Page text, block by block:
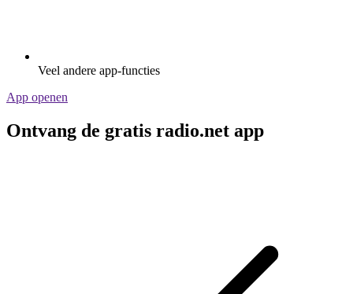
Veel andere app-functies
App openen
Ontvang de gratis radio.net app